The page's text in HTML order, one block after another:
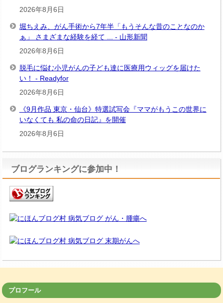
2026年8月6日
堀ちえみ、がん手術から7年半「もうそんな昔のことなのか
ぁ」 さまざまな経験を経て ... - 山形新聞
2026年8月6日
脱毛に悩む小児がんの子ども達に医療用ウィッグを届けた
い！ - Readyfor
2026年8月6日
《9月作品 東京・仙台》特選試写会『ママがもうこの世界に
いなくても 私の命の日記』を開催
2026年8月6日
ブログランキングに参加中！
プロフール